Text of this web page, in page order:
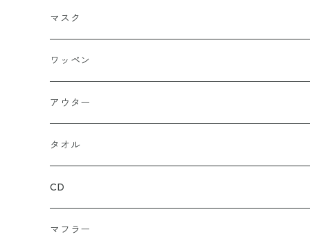
ニットキャップ
ハット
トレーナー
パーカー
ジップアップ
プルオーバー
ロンＴ
総柄
タンクトップ
セーター
ポロシャツ
ロング
ストレート
ルーズ
ブラック
ネイビー
グレー
ゴールド（金）
カーキグリーン
カーキーベージュ
マスク
ワッペン
ロゴ
キャラクター
アシュラ
家紋
丸型
アウター
ジャケット
タオル
CD
マフラー